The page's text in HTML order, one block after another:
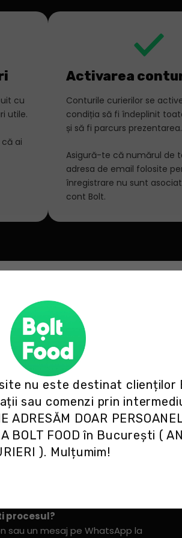
cu
utile.
ai
Activarea
Conturile curierilor se
condiția să fi îndeplinit
și să fi parcurs prezentarea.
Asigură-te că numărul de
adresa de email folosite
înregistrare nu sunt
cont Bolt.
te și livrează!
o curier Bolt Food azi.
necesare angajării
te vom contacta în maxim 24 de
profilul pe platforma Bolt Food.
procesul?
sau un mesaj pe WhatsApp la
nu este destinat clienților
sau comenzi prin
DOAR
BOLT FOOD în București (
). Mulțumim!